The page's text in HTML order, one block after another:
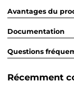
Avantages du
Documentation
Questions
Récemment